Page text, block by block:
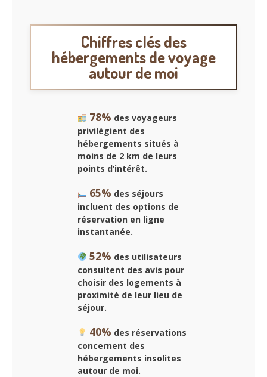
Chiffres clés des
hébergements de voyage
autour de moi
78% des voyageurs
privilégient des
hébergements situés à
moins de 2 km de leurs
points d’intérêt.
65% des séjours
incluent des options de
réservation en ligne
instantanée.
52% des utilisateurs
consultent des avis pour
choisir des logements à
proximité de leur lieu de
séjour.
40% des réservations
concernent des
hébergements insolites
autour de moi.